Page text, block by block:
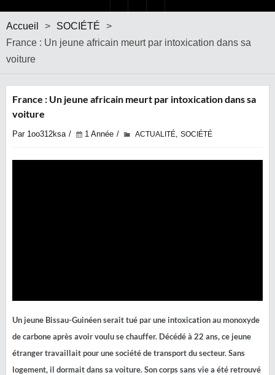
Accueil > SOCIÉTÉ
>
France : Un jeune africain meurt par intoxication dans sa
voiture
France : Un jeune africain meurt par intoxication dans sa
voiture
Par 1oo312ksa 1 Année ACTUALITÉ, SOCIÉTÉ
Un jeune Bissau-Guinéen serait tué par une intoxication au monoxyde
de carbone après avoir voulu se chauffer. Décédé à 22 ans, ce jeune
étranger travaillait pour une société de transport du secteur. Sans
logement, il dormait dans sa voiture. Son corps sans vie a été retrouvé